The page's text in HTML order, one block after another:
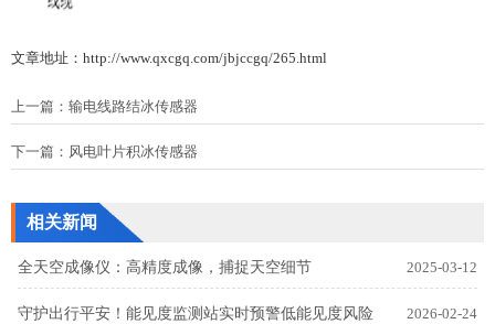
文章地址：http://www.qxcgq.com/jbjccgq/265.html
上一篇： 输电线路结冰传感器
下一篇： 风电叶片积冰传感器
相关新闻
全天空成像仪：高精度成像，捕捉天空细节 2025-03-12
守护出行平安！能见度监测站实时预警低能见度风险 2026-02-24